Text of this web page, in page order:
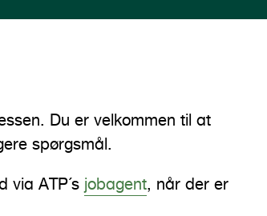
Du er velkommen til at
spørgsmål.
via ATP´s jobagent, når der er